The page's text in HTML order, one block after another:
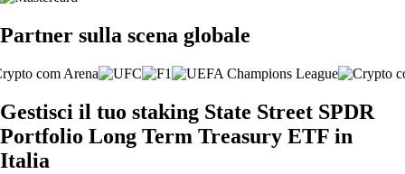
Partner sulla scena globale
Gestisci il tuo staking State Street SPDR
Portfolio Long Term Treasury ETF in
Italia